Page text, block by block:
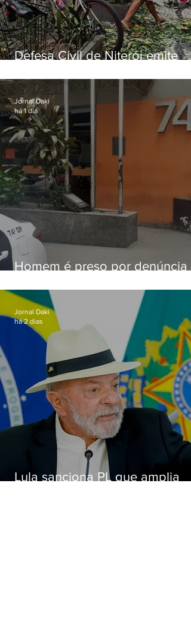
Defesa Civil de Niterói emite
sexta-feira (07)
Homem é preso por denúncia
Alcântara
Jornal Daki
há 1 dia
Lula sanciona PL que amplia
Jornal Daki
há 2 dias